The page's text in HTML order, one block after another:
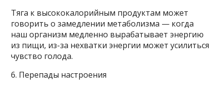
Тяга к высококалорийным продуктам может
говорить о замедлении метаболизма — когда
наш организм медленно вырабатывает энергию
из пищи, из-за нехватки энергии может усилиться
чувство голода.
6. Перепады настроения